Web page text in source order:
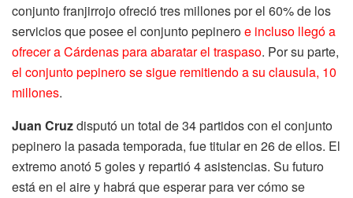
conjunto franjirrojo ofreció tres millones por el 60% de los
servicios que posee el conjunto pepineroe incluso llegó a
ofrecer a Cárdenas para abaratar el traspaso. Por su parte,
el conjunto pepinero se sigue remitiendo a su clausula, 10
millones.
Juan Cruzdisputó un total de 34 partidos con el conjunto
pepinero la pasada temporada, fue titular en 26 de ellos. El
extremo anotó 5 goles y repartió 4 asistencias. Su futuro
está en el aire y habrá que esperar para ver cómo se